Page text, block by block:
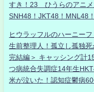
すき！23 ひうらのアニ
SNH48！JKT48！MNL48
ヒウラッフルのハーニー
生前整理人！孤立し孤独
完結編＞ キャッシング計
つ病統合失調症14年生
米が泣いた！認知症鬱病